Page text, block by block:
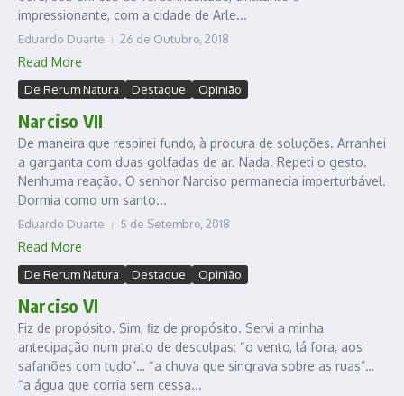
impressionante, com a cidade de Arle...
Eduardo Duarte 26 de Outubro, 2018
Read More
De Rerum Natura Destaque Opinião
Narciso VII
De maneira que respirei fundo, à procura de soluções. Arranhei
a garganta com duas golfadas de ar. Nada. Repeti o gesto.
Nenhuma reação. O senhor Narciso permanecia imperturbável.
Dormia como um santo...
Eduardo Duarte 5 de Setembro, 2018
Read More
De Rerum Natura Destaque Opinião
Narciso VI
Fiz de propósito. Sim, fiz de propósito. Servi a minha
antecipação num prato de desculpas: “o vento, lá fora, aos
safanões com tudo”… “a chuva que singrava sobre as ruas”…
“a água que corria sem cessa...